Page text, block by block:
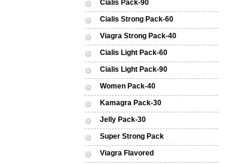
Cialis Pack-90
Cialis Strong Pack-60
Viagra Strong Pack-40
Cialis Light Pack-60
Cialis Light Pack-90
Women Pack-40
Kamagra Pack-30
Jelly Pack-30
Super Strong Pack
Viagra Flavored